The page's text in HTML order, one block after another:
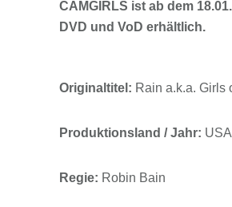
CAMGIRLS ist ab dem
DVD und VoD erhältlich.
Originaltitel: Rain a.k.a. Girls
Produktionsland / Jahr:
Regie: Robin Bain